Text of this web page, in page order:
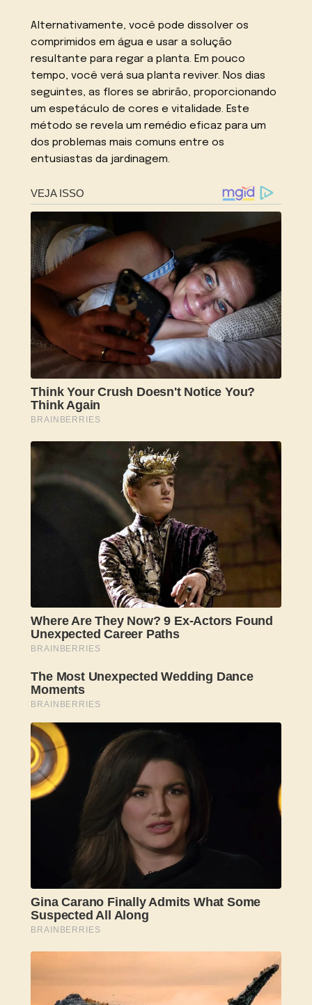
Alternativamente, você pode dissolver os
comprimidos em água e usar a solução
resultante para regar a planta. Em pouco
tempo, você verá sua planta reviver. Nos dias
seguintes, as flores se abrirão, proporcionando
um espetáculo de cores e vitalidade. Este
método se revela um remédio eficaz para um
dos problemas mais comuns entre os
entusiastas da jardinagem.